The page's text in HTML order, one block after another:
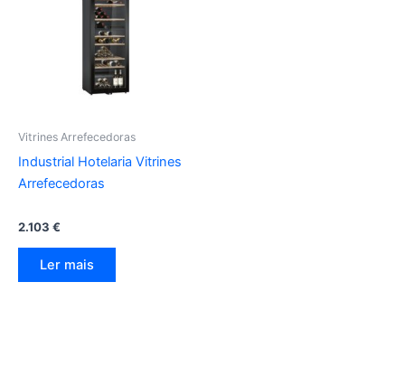
Vitrines Arrefecedoras
Industrial Hotelaria Vitrines
Arrefecedoras
2.103 €
Ler mais